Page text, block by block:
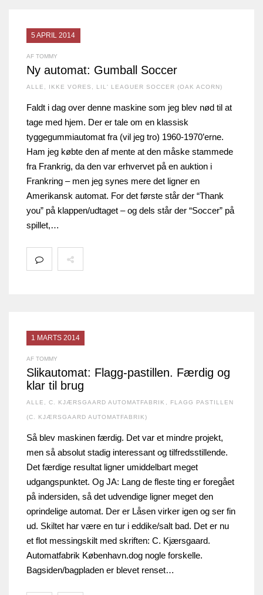
5 APRIL 2014
AF TOMMY
Ny automat: Gumball Soccer
ALLE IKKE VORES LIL' LEAGUER SOCCER (OAK ACORN)
Faldt i dag over denne maskine som jeg blev nød til at
tage med hjem. Der er tale om en klassisk
tyggegummiautomat fra (vil jeg tro) 1960-1970’erne.
Ham jeg købte den af mente at den måske stammede
fra Frankrig, da den var erhvervet på en auktion i
Frankring – men jeg synes mere det ligner en
Amerikansk automat. For det første står der “Thank
you” på klappen/udtaget – og dels står der “Soccer” på
spillet,…
1 MARTS 2014
AF TOMMY
Slikautomat: Flagg-pastillen. Færdig og
klar til brug
ALLE C. KJÆRSGAARD AUTOMATFABRIK FLAGG PASTILLEN
(C. KJÆRSGAARD AUTOMATFABRIK)
Så blev maskinen færdig. Det var et mindre projekt,
men så absolut stadig interessant og tilfredsstillende.
Det færdige resultat ligner umiddelbart meget
udgangspunktet. Og JA: Lang de fleste ting er foregået
på indersiden, så det udvendige ligner meget den
oprindelige automat. Der er Låsen virker igen og ser fin
ud. Skiltet har være en tur i eddike/salt bad. Det er nu
et flot messingskilt med skriften: C. Kjærsgaard.
Automatfabrik København.dog nogle forskelle.
Bagsiden/bagpladen er blevet renset…